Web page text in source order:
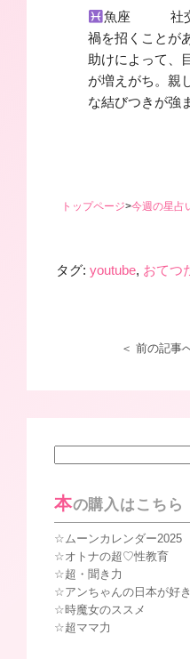
魚座 社交
禍を招くことが
助けによって、
が増えがち。親
な結びつきが強
トップページ>今週の星占
タグ:youtube, おてつ
＜ 前の記事
本の購入はこちら
ムーンカレンダー2025
オトナの超♡性教育
超・聞き力
アンちゃんの日本が好
時魔女のススメ
超ママ力